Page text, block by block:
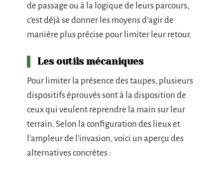
de passage ou à la logique de leurs parcours,
c’est déjà se donner les moyens d’agir de
manière plus précise pour limiter leur retour.
Les outils mécaniques
Pour limiter la présence des taupes, plusieurs
dispositifs éprouvés sont à la disposition de
ceux qui veulent reprendre la main sur leur
terrain. Selon la configuration des lieux et
l’ampleur de l’invasion, voici un aperçu des
alternatives concrètes :